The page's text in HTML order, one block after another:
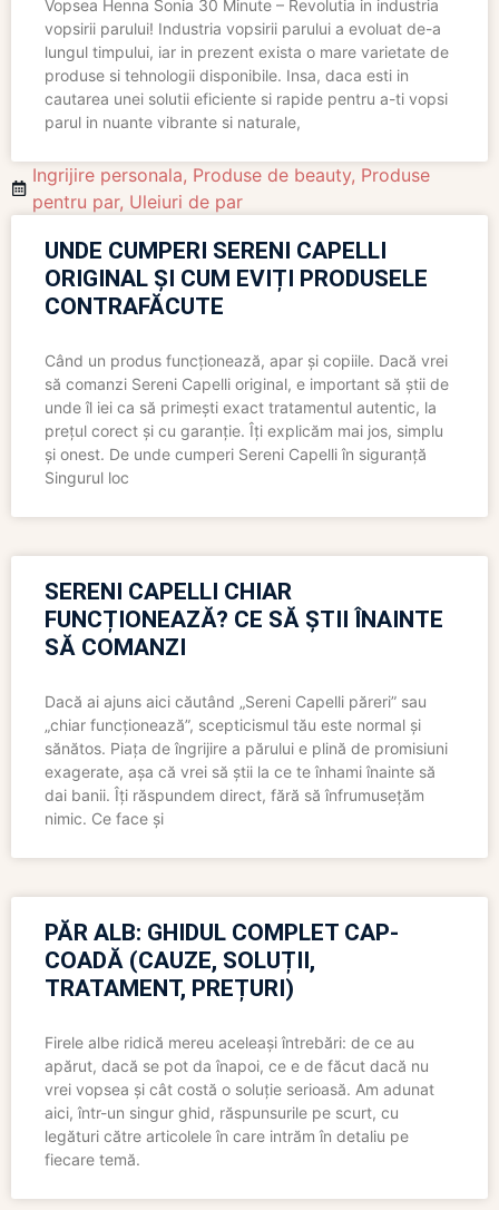
Vopsea Henna Sonia 30 Minute – Revolutia in industria
vopsirii parului! Industria vopsirii parului a evoluat de-a
lungul timpului, iar in prezent exista o mare varietate de
produse si tehnologii disponibile. Insa, daca esti in
cautarea unei solutii eficiente si rapide pentru a-ti vopsi
parul in nuante vibrante si naturale,
Ingrijire personala, Produse de beauty, Produse
pentru par, Uleiuri de par
UNDE CUMPERI SERENI CAPELLI
ORIGINAL ȘI CUM EVIȚI PRODUSELE
CONTRAFĂCUTE
Când un produs funcționează, apar și copiile. Dacă vrei
să comanzi Sereni Capelli original, e important să știi de
unde îl iei ca să primești exact tratamentul autentic, la
prețul corect și cu garanție. Îți explicăm mai jos, simplu
și onest. De unde cumperi Sereni Capelli în siguranță
Singurul loc
SERENI CAPELLI CHIAR
FUNCȚIONEAZĂ? CE SĂ ȘTII ÎNAINTE
SĂ COMANZI
Dacă ai ajuns aici căutând „Sereni Capelli păreri” sau
„chiar funcționează”, scepticismul tău este normal și
sănătos. Piața de îngrijire a părului e plină de promisiuni
exagerate, așa că vrei să știi la ce te înhami înainte să
dai banii. Îți răspundem direct, fără să înfrumusețăm
nimic. Ce face și
PĂR ALB: GHIDUL COMPLET CAP-
COADĂ (CAUZE, SOLUȚII,
TRATAMENT, PREȚURI)
Firele albe ridică mereu aceleași întrebări: de ce au
apărut, dacă se pot da înapoi, ce e de făcut dacă nu
vrei vopsea și cât costă o soluție serioasă. Am adunat
aici, într-un singur ghid, răspunsurile pe scurt, cu
legături către articolele în care intrăm în detaliu pe
fiecare temă.